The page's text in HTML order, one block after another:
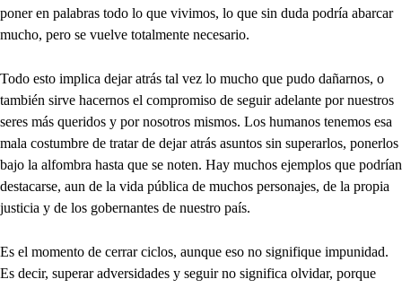
poner en palabras todo lo que vivimos, lo que sin duda podría abarcar
mucho, pero se vuelve totalmente necesario.
Todo esto implica dejar atrás tal vez lo mucho que pudo dañarnos, o
también sirve hacernos el compromiso de seguir adelante por nuestros
seres más queridos y por nosotros mismos. Los humanos tenemos esa
mala costumbre de tratar de dejar atrás asuntos sin superarlos, ponerlos
bajo la alfombra hasta que se noten. Hay muchos ejemplos que podrían
destacarse, aun de la vida pública de muchos personajes, de la propia
justicia y de los gobernantes de nuestro país.
Es el momento de cerrar ciclos, aunque eso no signifique impunidad.
Es decir, superar adversidades y seguir no significa olvidar, porque